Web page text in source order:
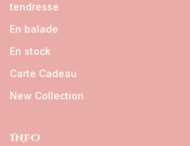
tendresse
En balade
En stock
Carte Cadeau
New Collection
INFO